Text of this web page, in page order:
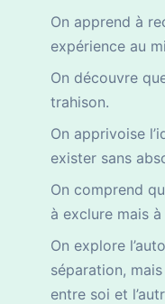
On apprend à
expérience au
On découvre
trahison.
On apprivoise
exister sans
On comprend
à exclure mais
On explore
séparation,
entre soi et